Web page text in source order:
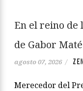
En el reino
de Gabor Maté
agosto 07, 2026 /
Merecedor del